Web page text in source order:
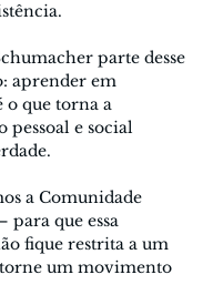
parte desse
aprender em
o que torna a
pessoal e social
a Comunidade
que essa
fique restrita a um
torne um movimento